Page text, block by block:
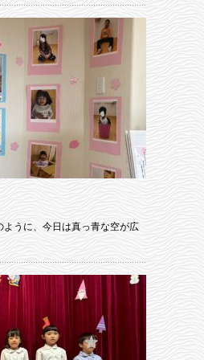
うに、今日は真っ青な空が広